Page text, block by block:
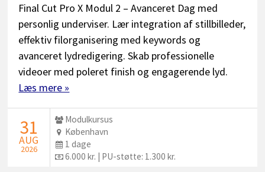
Final Cut Pro X Modul 2 – Avanceret Dag med
personlig underviser. Lær integration af stillbilleder,
effektiv filorganisering med keywords og
avanceret lydredigering. Skab professionelle
videoer med poleret finish og engagerende lyd.
Læs mere »
STARTDATO:
31
AUG
2026
Udbyder:
Modulkursus
Sted:
København
Dage:
1 dage
Pris:6.000 kr. | PU-støtte: 1.300 kr.